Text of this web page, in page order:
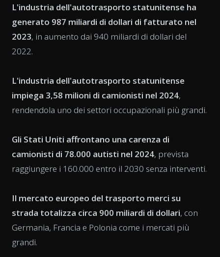
L'industria dell'autotrasporto statunitense ha
generato 987 miliardi di dollari di fatturato nel
2023, in aumento dai 940 miliardi di dollari del
2022.
L'industria dell'autotrasporto statunitense
impiega 3,58 milioni di camionisti nel 2024,
rendendola uno dei settori occupazionali più grandi.
Gli Stati Uniti affrontano una carenza di
camionisti di 78.000 autisti nel 2024, prevista
raggiungere i 160.000 entro il 2030 senza interventi.
Il mercato europeo del trasporto merci su
strada totalizza circa 900 miliardi di dollari, con
Germania, Francia e Polonia come i mercati più
grandi.